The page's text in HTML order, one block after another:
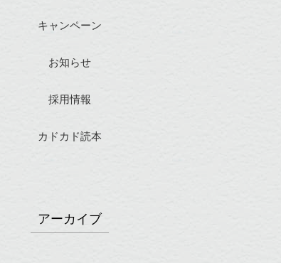
キャンペーン
お知らせ
採用情報
カドカド読本
アーカイブ